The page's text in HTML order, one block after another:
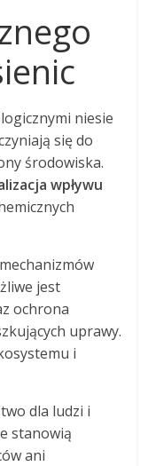
niesie
się do
środowiska.
wpływu
jest
ochrona
uprawy.
i
dla ludzi i
stanowią
ani